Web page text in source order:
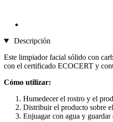
Descripción
Este limpiador facial sólido con
con el certificado ECOCERT y
Cómo utilizar:
Humedecer el rostro y el
Distribuir el producto sobre
Enjuagar con agua y